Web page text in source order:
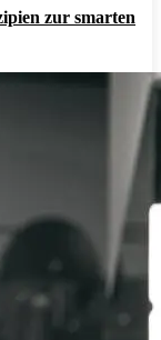
zur smarten